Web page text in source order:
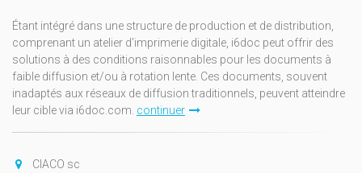
Étant intégré dans une structure de production et de distribution,
comprenant un atelier d'imprimerie digitale, i6doc peut offrir des
solutions à des conditions raisonnables pour les documents à
faible diffusion et/ou à rotation lente. Ces documents, souvent
inadaptés aux réseaux de diffusion traditionnels, peuvent atteindre
leur cible via i6doc.com. continuer
CIACO sc